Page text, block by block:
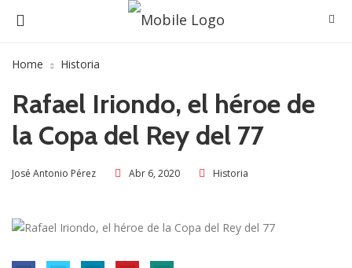
Home Historia
Rafael Iriondo, el héroe de
la Copa del Rey del 77
José Antonio Pérez Abr 6, 2020 Historia